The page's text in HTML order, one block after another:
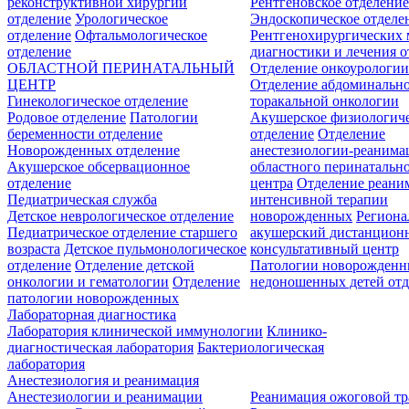
отделение Урологическое
отделение Офтальмологическое
отделение
Эндоскопическое
Рентгенохирургических
диагностики и лечения
Отделение онкоурологии
Отделение
торакальной онкологии
ОБЛАСТНОЙ ПЕРИНАТАЛЬНЫЙ
ЦЕНТР
Гинекологическое отделение
Родовое отделение Патологии
беременности отделение
Новорожденных отделение
Акушерское обсервационное
отделение
Акушерское
отделение Отделение
анестезиологии-
областного
центра Отделение
интенсивной терапии
новорожденных
акушерский
консультативный центр
Патологии
недоношенных детей
Педиатрическая служба
Детское неврологическое отделение
Педиатрическое отделение старшего
возраста Детское пульмонологическое
отделение Отделение детской
онкологии и гематологии Отделение
патологии новорожденных
Лабораторная диагностика
Лаборатория клинической иммунологии Клинико-
диагностическая лаборатория Бактериологическая
лаборатория
Анестезиология и реанимация
Анестезиологии и реанимации
Реанимация ожоговой